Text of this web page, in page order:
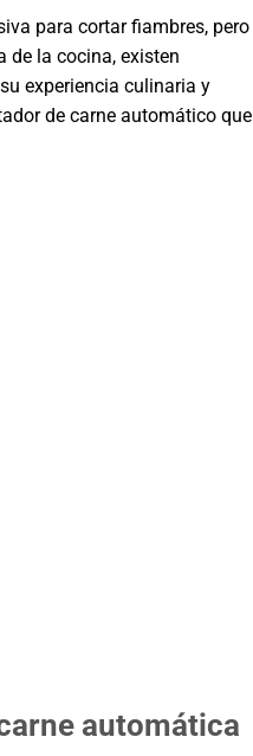
para cortar fiambres, pero
de la cocina, existen
experiencia culinaria y
de carne automático que
automática